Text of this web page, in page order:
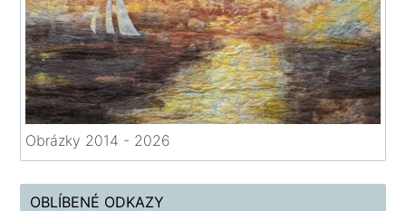
Obrázky 2014 - 2026
OBLÍBENÉ ODKAZY